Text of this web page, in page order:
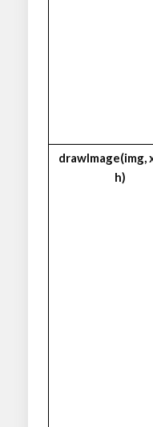
drawImage(img,
h)